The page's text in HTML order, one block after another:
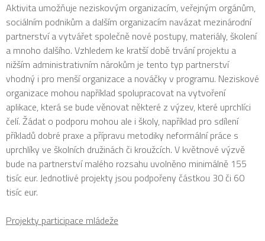
Aktivita umožňuje neziskovým organizacím, veřejným orgánům,
sociálním podnikům a dalším organizacím navázat mezinárodní
partnerství a vytvářet společně nové postupy, materiály, školení
a mnoho dalšího. Vzhledem ke kratší době trvání projektu a
nižším administrativním nárokům je tento typ partnerství
vhodný i pro menší organizace a nováčky v programu. Neziskové
organizace mohou například spolupracovat na vytvoření
aplikace, která se bude věnovat některé z výzev, které uprchlíci
čelí. Žádat o podporu mohou ale i školy, například pro sdílení
příkladů dobré praxe a přípravu metodiky neformální práce s
uprchlíky ve školních družinách či kroužcích. V květnové výzvě
bude na partnerství malého rozsahu uvolněno minimálně 155
tisíc eur. Jednotlivé projekty jsou podpořeny částkou 30 či 60
tisíc eur.
Projekty participace mládeže